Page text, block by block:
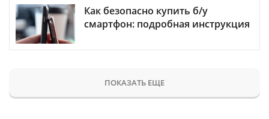
Как безопасно купить б/у
смартфон: подробная инструкция
ПОКАЗАТЬ ЕЩЕ